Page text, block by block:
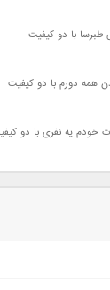
طبرسا با دو کیفیت
همه دورم با دو کیفیت
خودم یه نفری با دو